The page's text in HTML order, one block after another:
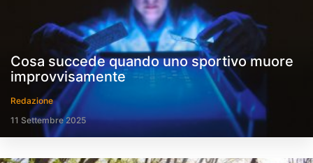
Cosa succede quando uno sportivo muore
improvvisamente
Redazione
11 Settembre 2025